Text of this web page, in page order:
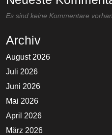
Es sind keine Kommentare
Archiv
August 2026
Juli 2026
Juni 2026
Mai 2026
April 2026
März 2026